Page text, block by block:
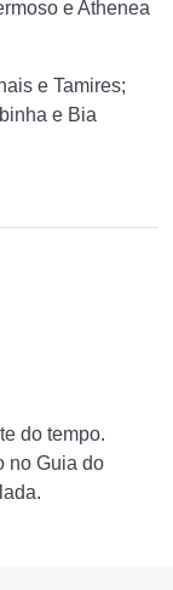
e Athenea
e Tamires;
e Bia
do tempo.
no Guia do